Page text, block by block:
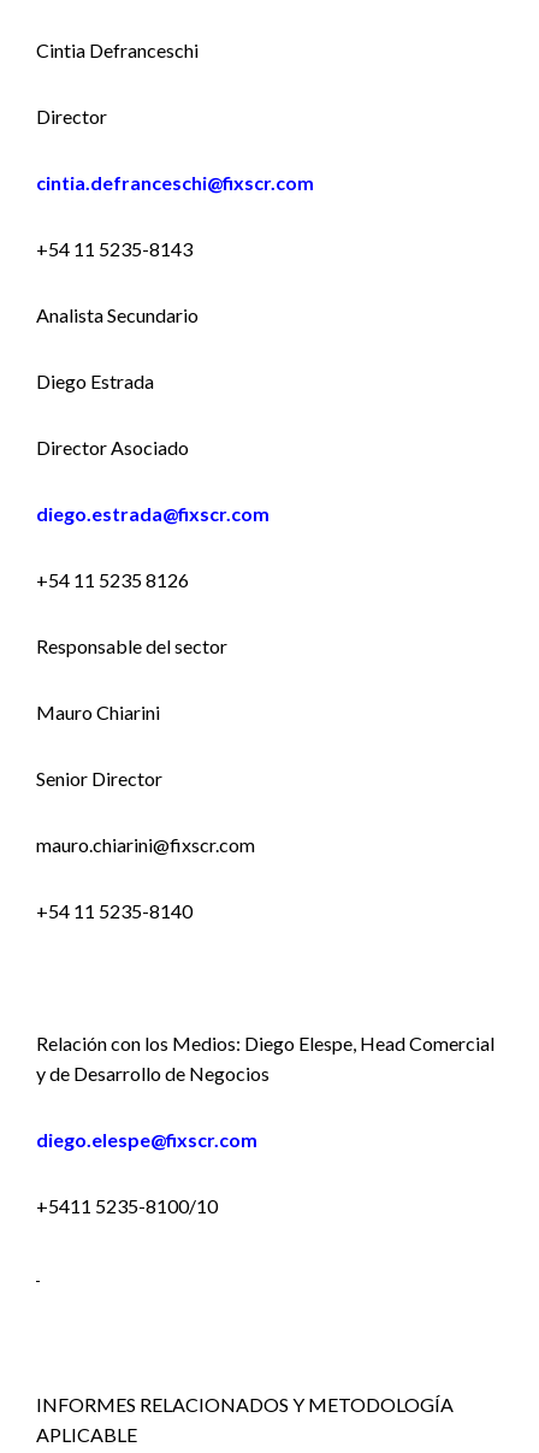
Cintia Defranceschi
Director
cintia.defranceschi@fixscr.com
+54 11 5235-8143
Analista Secundario
Diego Estrada
Director Asociado
diego.estrada@fixscr.com
+54 11 5235 8126
Responsable del sector
Mauro Chiarini
Senior Director
mauro.chiarini@fixscr.com
+54 11 5235-8140
Relación con los Medios: Diego Elespe, Head Comercial
y de Desarrollo de Negocios
diego.elespe@fixscr.com
+5411 5235-8100/10
INFORMES RELACIONADOS Y METODOLOGÍA
APLICABLE